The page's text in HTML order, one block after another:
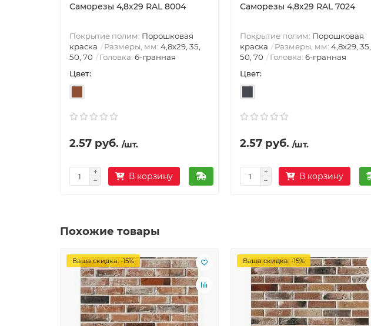
Саморезы 4,8х29 RAL 8004
Покрытие полим: Порошковая
краска
Размеры, мм: 4,8х29, 35,
50, 70
Головка: 6-гранная
Цвет:
2.57 руб. /шт.
В корзину
Саморезы 4,8х29 RAL 7024
Покрытие полим: Порошковая
краска
Размеры, мм: 4,8х29, 35,
50, 70
Головка: 6-гранная
Цвет:
2.57 руб. /шт.
В корзину
Похожие товары
Ваша скидка: -15% Ваша скидка: -15%